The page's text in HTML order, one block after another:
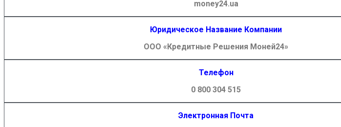
money24.ua
Юридическое Название Компании
ООО «Кредитные Решения Моней24»
Телефон
0 800 304 515
Электронная Почта